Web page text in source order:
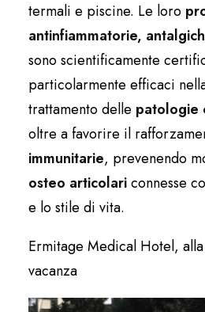
termali e piscine. Le loro
antinfiammatorie,
sono scientificamente
particolarmente efficaci
trattamento delle patologie
oltre a favorire il
immunitarie, prevenendo
osteo articolariconnesse
e lo stile di vita.
Ermitage Medical Hotel,
vacanza